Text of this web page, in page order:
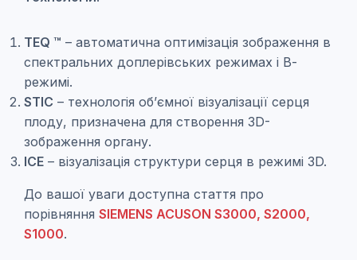
TEQ ™ – автоматична оптимізація зображення в
спектральних доплерівських режимах і В-
режимі.
STIC – технологія об’ємної візуалізації серця
плоду, призначена для створення 3D-
зображення органу.
ICE – візуалізація структури серця в режимі 3D.
До вашої уваги доступна стаття про
порівняння SIEMENS ACUSON S3000, S2000,
S1000.